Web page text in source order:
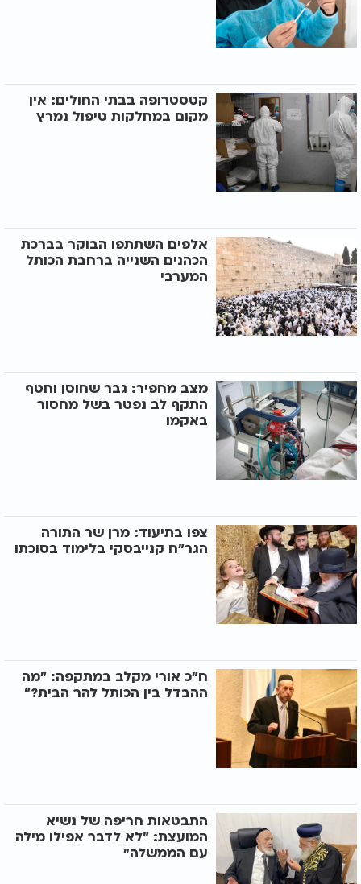
קטסטרופה בבתי החולים: אין
מקום במחלקות טיפול נמרץ
אלפים השתתפו הבוקר בברכת
הכהנים השנייה ברחבת הכותל
המערבי
מצב מחפיר: גבר שחוסן וחטף
התקף לב נפטר בשל מחסור
באקמו
צפו בתיעוד: מרן שר התורה
הגר"ח קנייבסקי בלימוד בסוכתו
ח"כ אורי מקלב במתקפה: "מה
ההבדל בין הכותל להר הבית?"
התבטאות חריפה של נשיא
המועצת: "לא לדבר אפילו מילה
עם הממשלה"